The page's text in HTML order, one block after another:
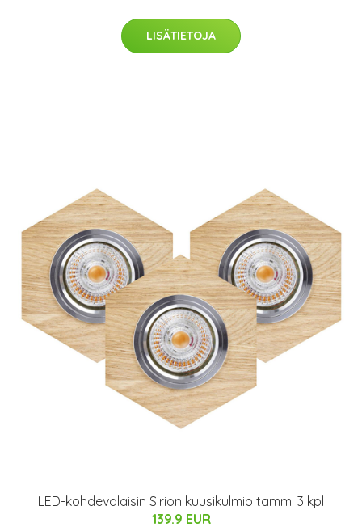
LISÄTIETOJA
LED-kohdevalaisin Sirion kuusikulmio tammi 3 kpl
139.9 EUR